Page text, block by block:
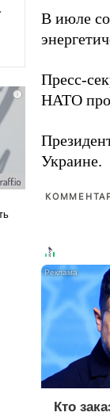
В июле
Пресс-
НАТО
Украине.
Кто